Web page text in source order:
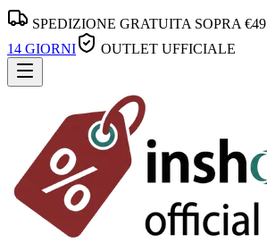
SPEDIZIONE GRATUITA SOPRA €49
14 GIORNI
OUTLET UFFICIALE